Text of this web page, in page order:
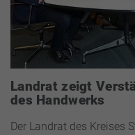
Landrat zeigt
des Handwerks
Der Landrat des Kreises